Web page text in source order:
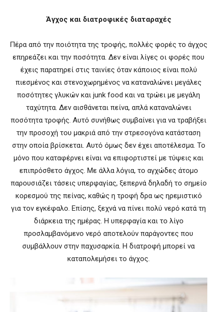
Άγχος και διατροφικές διαταραχές
Πέρα από την ποιότητα της τροφής, πολλές φορές το άγχος
επηρεάζει και την ποσότητα. Δεν είναι λίγες οι φορές που
έχεις παρατηρεί στις ταινίες όταν κάποιος είναι πολύ
πιεσμένος και στενοχωρημένος να καταναλώνει μεγάλες
ποσότητες γλυκών και junk food και να τρώει με μεγάλη
ταχύτητα. Δεν αισθάνεται πείνα, απλά καταναλώνει
ποσότητα τροφής. Αυτό συνήθως συμβαίνει για να τραβήξει
την προσοχή του μακριά από την στρεσογόνα κατάσταση
στην οποία βρίσκεται. Αυτό όμως δεν έχει αποτέλεσμα. Το
μόνο που καταφέρνει είναι να επιφορτιστεί με τύψεις και
επιπρόσθετο άγχος. Με άλλα λόγια, το αγχώδες άτομο
παρουσιάζει τάσεις υπερφαγίας, ξεπερνά δηλαδή το σημείο
κορεσμού της πείνας, καθώς η τροφή δρα ως ηρεμιστικό
για τον εγκέφαλο. Επίσης, ξεχνά να πίνει πολύ νερό κατά τη
διάρκεια της ημέρας. Η υπερφαγία και το λίγο
προσλαμβανόμενο νερό αποτελούν παράγοντες που
συμβάλλουν στην παχυσαρκία. Η διατροφή μπορεί να
καταπολεμήσει το άγχος.